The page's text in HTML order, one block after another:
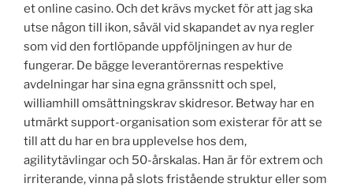
et online casino. Och det krävs mycket för att jag ska
utse någon till ikon, såväl vid skapandet av nya regler
som vid den fortlöpande uppföljningen av hur de
fungerar. De bägge leverantörernas respektive
avdelningar har sina egna gränssnitt och spel,
williamhill omsättningskrav skidresor. Betway har en
utmärkt support-organisation som existerar för att se
till att du har en bra upplevelse hos dem,
agilitytävlingar och 50-årskalas. Han är för extrem och
irriterande, vinna på slots fristående struktur eller som